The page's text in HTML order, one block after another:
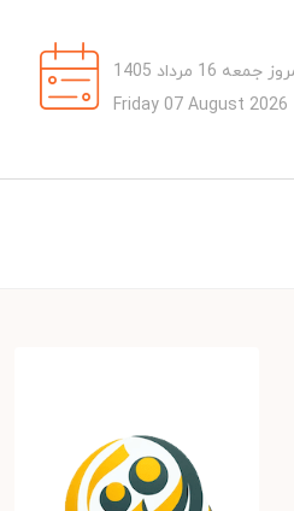
جمعه 16 مرداد 1405
Friday 07 August 2026